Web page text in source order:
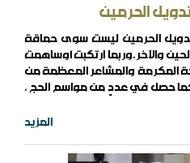
الحرمين
الحرمين ليست سوى حماقة
والآخر،وربما ارتكبت أوساهمت
المكرمة والمشاعر المعظمة من
كما حصل في عددٍ من مواسم الحج ،
إلى السنة ، أو العاملين ضمن
المزيد